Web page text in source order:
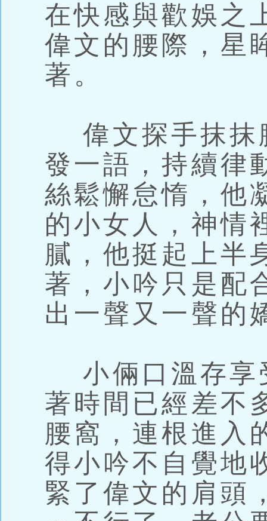
在快感與歡娛之
偉文的腰際，星
著。
偉文探手抹抹
發一語，持續律
絲鬆懈怠惰，他
的小女人，神情
膩，他挺起上半
著，小吟只是配
出一聲又一聲的
小倆口溫存享
著時間已經差不
腰窩，連根進入
得小吟不自覺地
緊了偉文的肩頭